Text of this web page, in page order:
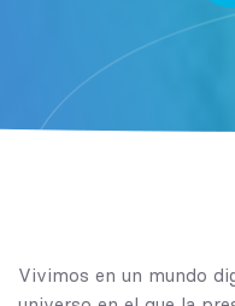
Vivimos en un mundo